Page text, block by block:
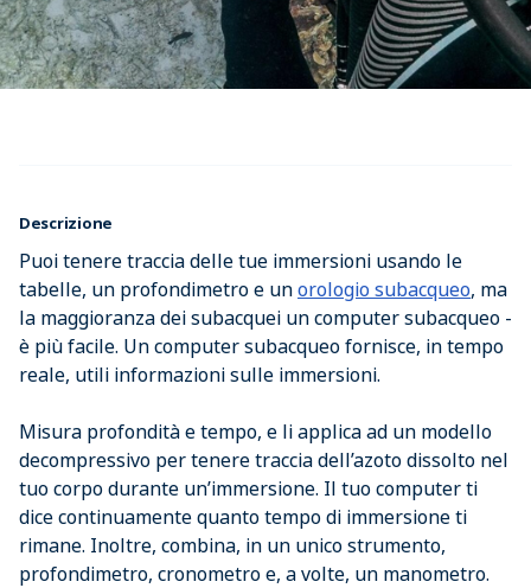
Descrizione
Puoi tenere traccia delle tue immersioni usando le
tabelle, un profondimetro e unorologio subacqueo, ma
la maggioranza dei subacquei un computer subacqueo -
è più facile. Un computer subacqueo fornisce, in tempo
reale, utili informazioni sulle immersioni.
Misura profondità e tempo, e li applica ad un modello
decompressivo per tenere traccia dell’azoto dissolto nel
tuo corpo durante un’immersione. Il tuo computer ti
dice continuamente quanto tempo di immersione ti
rimane. Inoltre, combina, in un unico strumento,
profondimetro, cronometro e, a volte, un manometro.